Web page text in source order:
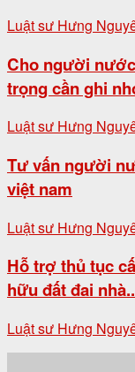
Luật sư Hưng
Cho người
trọng cần ghi
Luật sư Hưng
Tư vấn người
việt nam
Luật sư Hưng
Hỗ trợ thủ tục
hữu đất đai
Luật sư Hưng